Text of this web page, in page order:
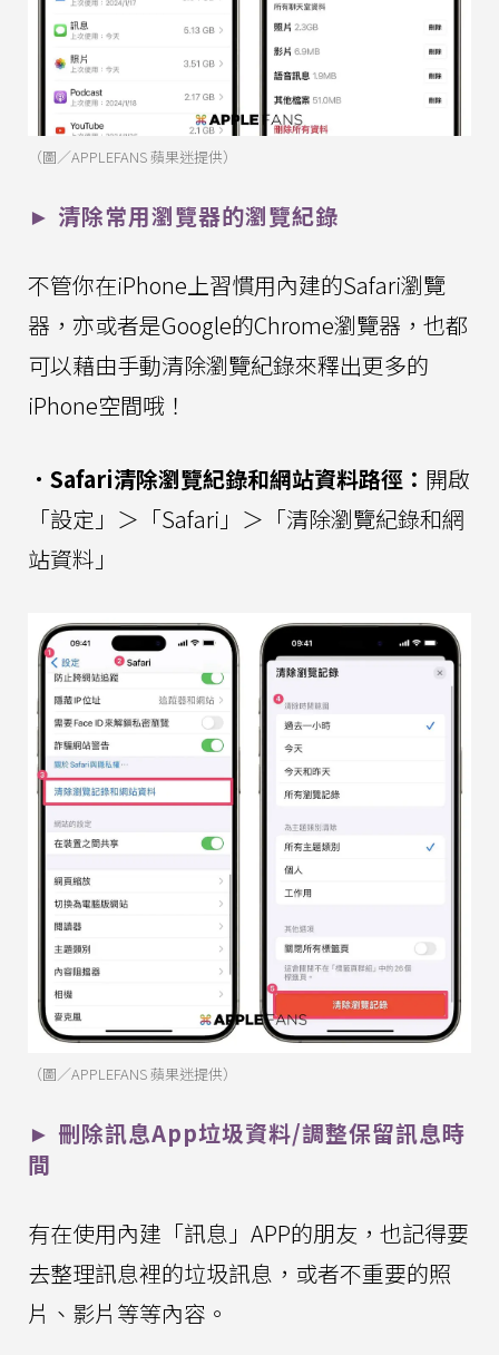
（圖／APPLEFANS 蘋果迷提供）
► 清除常用瀏覽器的瀏覽紀錄
不管你在iPhone上習慣用內建的Safari瀏覽
器，亦或者是Google的Chrome瀏覽器，也都
可以藉由手動清除瀏覽紀錄來釋出更多的
iPhone空間哦！
．Safari清除瀏覽紀錄和網站資料路徑： 開啟
「設定」＞「Safari」＞「清除瀏覽紀錄和網
站資料」
（圖／APPLEFANS 蘋果迷提供）
► 刪除訊息App垃圾資料/調整保留訊息時
間
有在使用內建「訊息」APP的朋友，也記得要
去整理訊息裡的垃圾訊息，或者不重要的照
片、影片等等內容。